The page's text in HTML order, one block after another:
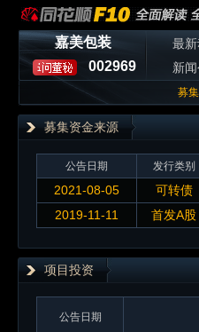
嘉美包装
002969
最
新
募
募集资金来源
公告日期 发行类别
2021-08-05 可转债
2019-11-11
首发A股
项目投资
公告日期